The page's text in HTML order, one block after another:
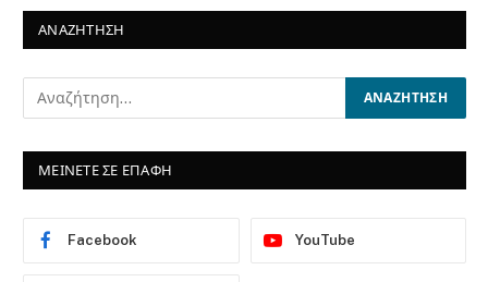
ΑΝΑΖΗΤΗΣΗ
ΜΕΙΝΕΤΕ ΣΕ ΕΠΑΦΗ
Facebook YouTube